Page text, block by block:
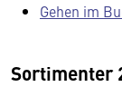
Gehen im
Sortimenter